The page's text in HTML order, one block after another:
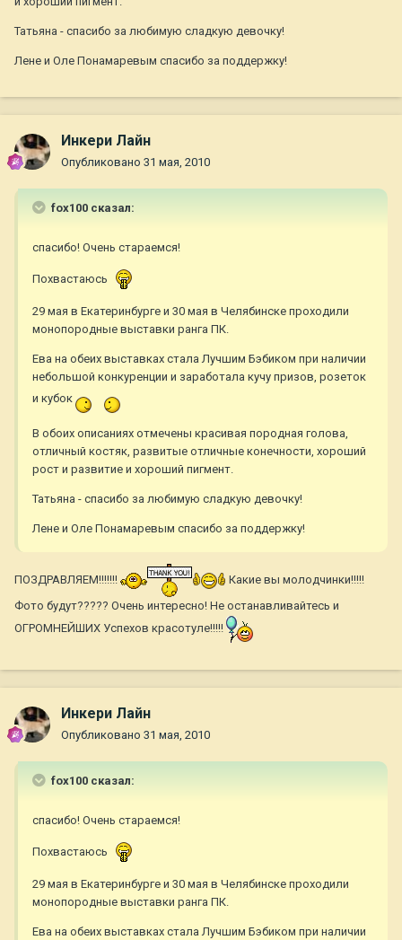
Татьяна - спасибо за любимую сладкую девочку!
Лене и Оле Понамаревым спасибо за поддержку!
Инкери Лайн
Опубликовано 31 мая, 2010
fox100 сказал:
спасибо! Очень стараемся!
Похвастаюсь
29 мая в Екатеринбурге и 30 мая в Челябинске проходили
монопородные выставки ранга ПК.
Ева на обеих выставках стала Лучшим Бэбиком при наличии
небольшой конкуренции и заработала кучу призов, розеток
и кубок
В обоих описаниях отмечены красивая породная голова,
отличный костяк, развитые отличные конечности, хороший
рост и развитие и хороший пигмент.
Татьяна - спасибо за любимую сладкую девочку!
Лене и Оле Понамаревым спасибо за поддержку!
ПОЗДРАВЛЯЕМ!!!!!!!
Какие вы молодчинки!!!!!
Фото будут????? Очень интересно! Не останавливайтесь и
ОГРОМНЕЙШИХ Успехов красотуле!!!!!
Инкери Лайн
Опубликовано 31 мая, 2010
fox100 сказал:
спасибо! Очень стараемся!
Похвастаюсь
29 мая в Екатеринбурге и 30 мая в Челябинске проходили
монопородные выставки ранга ПК.
Ева на обеих выставках стала Лучшим Бэбиком при наличии